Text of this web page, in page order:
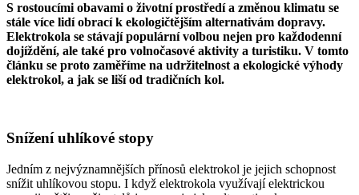
S rostoucími obavami o životní prostředí a změnou klimatu se
stále více lidí obrací k ekologičtějším alternativám dopravy.
Elektrokola se stávají populární volbou nejen pro každodenní
dojíždění, ale také pro volnočasové aktivity a turistiku. V tomto
článku se proto zaměříme na udržitelnost a ekologické výhody
elektrokol, a jak se liší od tradičních kol.
Snížení uhlíkové stopy
Jedním z nejvýznamnějších přínosů elektrokol je jejich schopnost
snížit uhlíkovou stopu. I když elektrokola využívají elektrickou